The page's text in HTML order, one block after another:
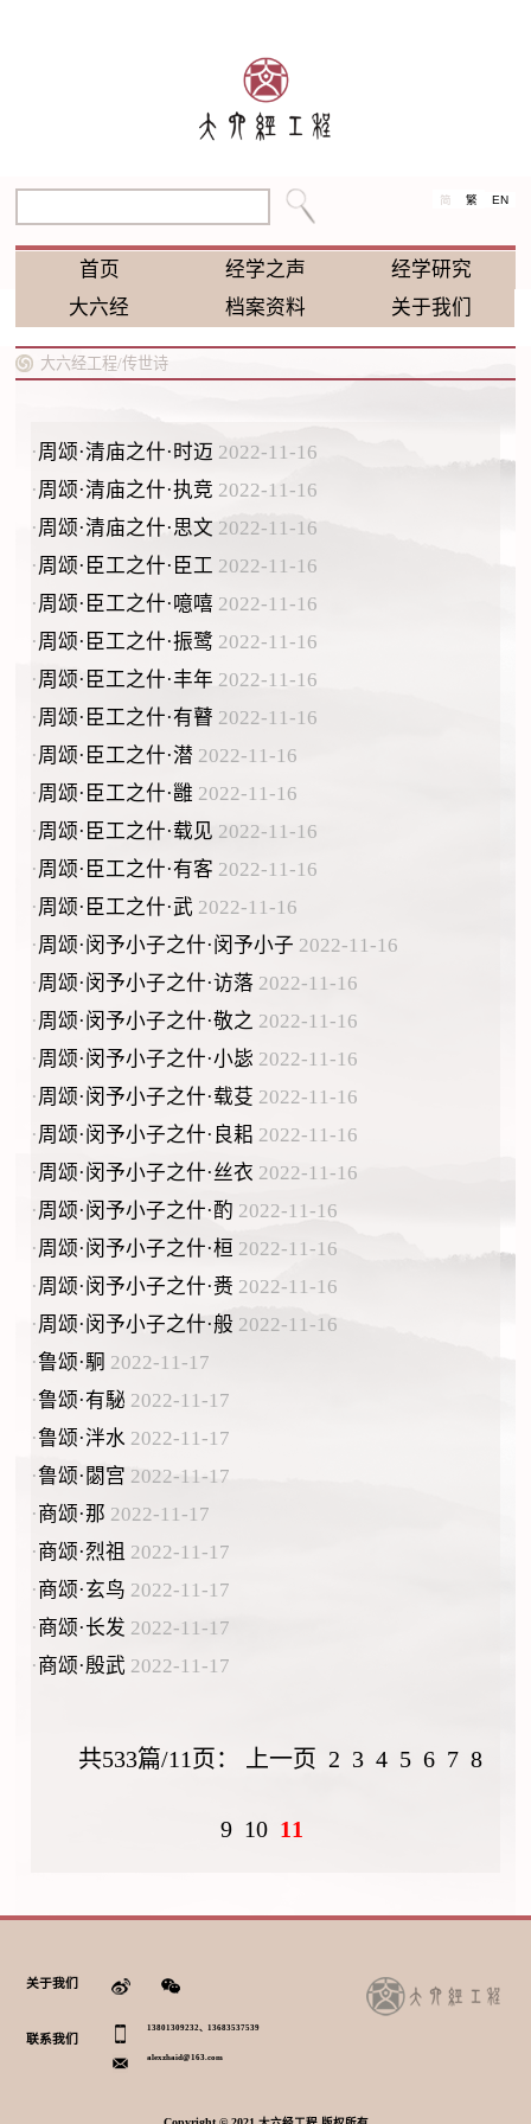
简 繁 EN
首页 经学之声
经学研究
大六经
档案资料 关于我们
大六经工程/传世诗
·周颂·清庙之什·时迈 2022-11-16
·周颂·清庙之什·执竞 2022-11-16
·周颂·清庙之什·思文 2022-11-16
·周颂·臣工之什·臣工 2022-11-16
·周颂·臣工之什·噫嘻 2022-11-16
·周颂·臣工之什·振鹭 2022-11-16
·周颂·臣工之什·丰年 2022-11-16
·周颂·臣工之什·有瞽 2022-11-16
·周颂·臣工之什·潜 2022-11-16
·周颂·臣工之什·雝 2022-11-16
·周颂·臣工之什·载见 2022-11-16
·周颂·臣工之什·有客 2022-11-16
·周颂·臣工之什·武 2022-11-16
·周颂·闵予小子之什·闵予小子 2022-11-16
·周颂·闵予小子之什·访落 2022-11-16
·周颂·闵予小子之什·敬之 2022-11-16
·周颂·闵予小子之什·小毖 2022-11-16
·周颂·闵予小子之什·载芟 2022-11-16
·周颂·闵予小子之什·良耜 2022-11-16
·周颂·闵予小子之什·丝衣 2022-11-16
·周颂·闵予小子之什·酌 2022-11-16
·周颂·闵予小子之什·桓 2022-11-16
·周颂·闵予小子之什·赉 2022-11-16
·周颂·闵予小子之什·般 2022-11-16
·鲁颂·駉 2022-11-17
·鲁颂·有駜 2022-11-17
·鲁颂·泮水 2022-11-17
·鲁颂·閟宫 2022-11-17
· 商颂·那 2022-11-17
· 商颂·烈祖 2022-11-17
· 商颂·玄鸟 2022-11-17
· 商颂·长发 2022-11-17
· 商颂·殷武 2022-11-17
共533篇/11页： 上一页 2 3 4 5 6 7 8
9 10 11
关于我们
联系我们
13801309232、13683537539
alexzhaid@163.com